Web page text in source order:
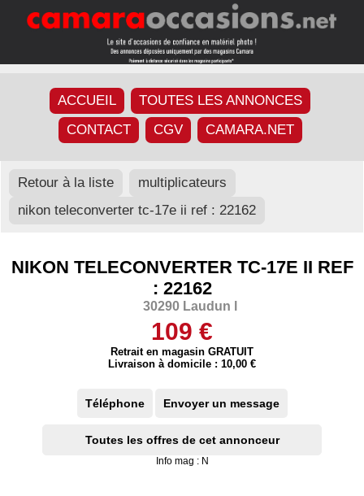
ACCUEIL
TOUTES LES ANNONCES
CONTACT
CGV CAMARA.NET
Retour à la liste
multiplicateurs
nikon teleconverter tc-17e ii ref : 22162
NIKON TELECONVERTER TC-17E II REF
: 22162
30290 Laudun l
109 €
Retrait en magasin GRATUIT
Livraison à domicile : 10,00 €
Téléphone Envoyer un message
Toutes les offres de cet annonceur
Info mag : N